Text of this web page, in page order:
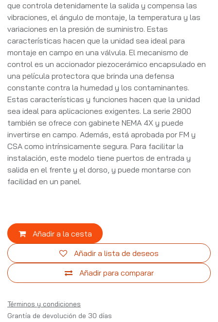
que controla detenidamente la salida y compensa las
vibraciones, el ángulo de montaje, la temperatura y las
variaciones en la presión de suministro. Estas
características hacen que la unidad sea ideal para
montaje en campo en una válvula. El mecanismo de
control es un accionador piezocerámico encapsulado en
una película protectora que brinda una defensa
constante contra la humedad y los contaminantes.
Estas características y funciones hacen que la unidad
sea ideal para aplicaciones exigentes. La serie 2800
también se ofrece con gabinete NEMA 4X y puede
invertirse en campo. Además, está aprobada por FM y
CSA como intrínsicamente segura. Para facilitar la
instalación, este modelo tiene puertos de entrada y
salida en el frente y el dorso, y puede montarse con
facilidad en un panel.
Añadir a la cesta
Añadir para comparar
Añadir a lista de deseos
Términos y condiciones
Grantía de devolución de 30 días